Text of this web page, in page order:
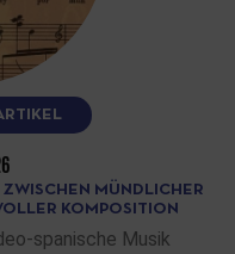
MÜNDLICHER
KOMPOSITION
spanische Musik